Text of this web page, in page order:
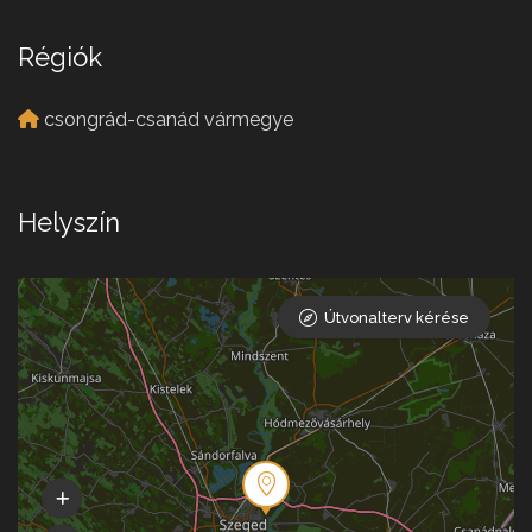
Régiók
csongrád-csanád vármegye
Helyszín
Útvonalterv kérése